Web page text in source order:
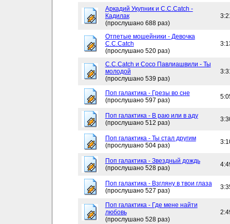
Аркадий Укупник и C.C.Catch -
Кадилак
(прослушано 688 раз)
Отпетые мошейники - Девочка
C.C.Catch
(прослушано 520 раз)
C.C.Catch и Сосо Павлиашвили - Ты
молодой
(прослушано 539 раз)
Поп галактика - Грезы во сне
(прослушано 597 раз)
Поп галактика - В раю или в аду
(прослушано 512 раз)
Поп галактика - Ты стал другим
(прослушано 504 раз)
Поп галактика - Звездный дождь
(прослушано 528 раз)
Поп галактика - Взгляну в твои глаза
(прослушано 527 раз)
Поп галактика - Где мене найти
любовь
(прослушано 528 раз)